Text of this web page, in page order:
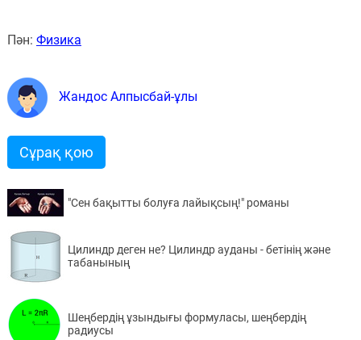
Пән: Физика
Жандос Алпысбай-ұлы
Сұрақ қою
"Сен бақытты болуға лайықсың!" романы
Цилиндр деген не? Цилиндр ауданы - бетінің және
табанының
Шеңбердің ұзындығы формуласы, шеңбердің
радиусы